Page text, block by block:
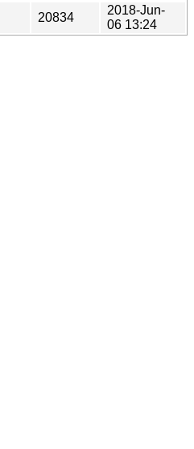
20834
2018-Jun-
06 13:24